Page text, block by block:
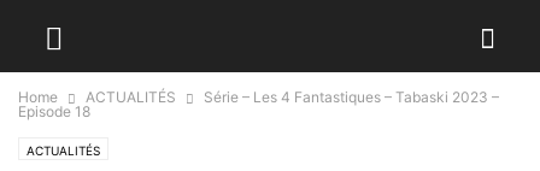
Home ACTUALITÉS
Série – Les 4 Fantastiques – Tabaski 2023 –
Episode 18
ACTUALITÉS